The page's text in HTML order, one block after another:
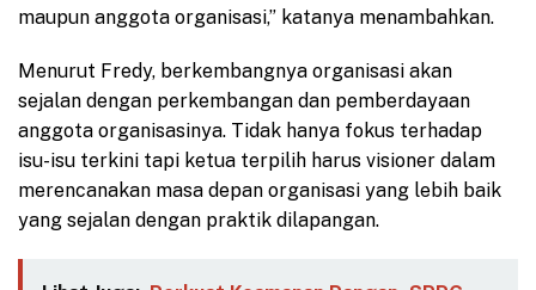
maupun anggota organisasi,” katanya menambahkan.
Menurut Fredy, berkembangnya organisasi akan
sejalan dengan perkembangan dan pemberdayaan
anggota organisasinya. Tidak hanya fokus terhadap
isu-isu terkini tapi ketua terpilih harus visioner dalam
merencanakan masa depan organisasi yang lebih baik
yang sejalan dengan praktik dilapangan.